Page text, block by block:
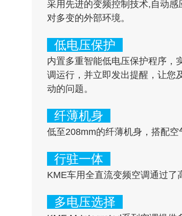
采用先进的变频控制技术,自动
对多变的外部环境。
低电压保护
内置多重智能低电压保护程序，
调运行，并立即发出提醒，让您
动的问题。
纤薄机身
低至208mm的纤薄机身，搭配
行驻一体
KME车用全直流变频空调通过了
多电压选择